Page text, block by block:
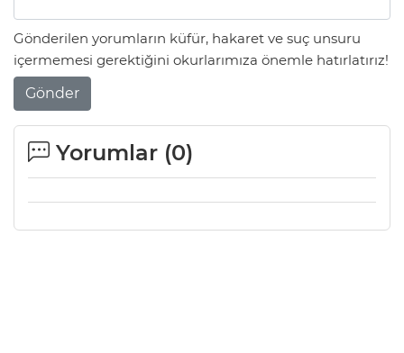
Gönderilen yorumların küfür, hakaret ve suç unsuru
içermemesi gerektiğini okurlarımıza önemle hatırlatırız!
Gönder
Yorumlar (0)